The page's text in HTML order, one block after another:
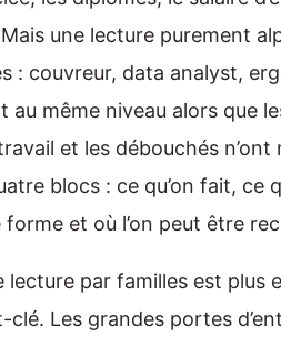
une lecture purement
: couvreur, data analyst,
même niveau alors que
et les débouchés n’ont
blocs : ce qu’on fait, ce
et où l’on peut être
lecture par familles est plus
clé. Les grandes portes